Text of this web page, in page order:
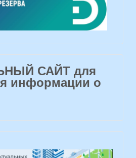
САЙТ для
информации о